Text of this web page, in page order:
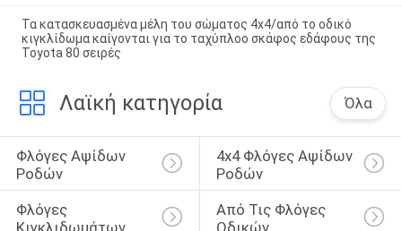
Τα κατασκευασμένα μέλη του σώματος 4x4/από το οδικό
κιγκλίδωμα καίγονται για το ταχύπλοο σκάφος εδάφους της
Toyota 80 σειρές
Λαϊκή κατηγορία Όλα
Φλόγες Αψίδων
Ροδών
4x4 Φλόγες Αψίδων
Ροδών
Φλόγες
Κιγκλιδωμάτων
Από Τις Φλόγες
Οδικών